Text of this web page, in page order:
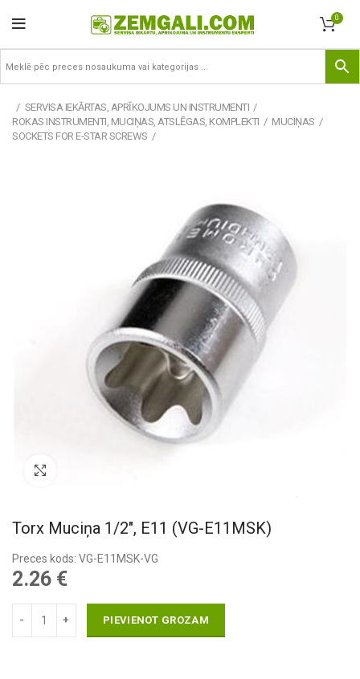
0
SERVISA IEKĀRTAS, APRĪKOJUMS UN INSTRUMENTI
ROKAS INSTRUMENTI, MUCIŅAS, ATSLĒGAS, KOMPLEKTI
MUCIŅAS
SOCKETS FOR E-STAR SCREWS
Torx Muciņa 1/2″, E11 (VG-E11MSK)
Preces kods: VG-E11MSK-VG
2.26 €
PIEVIENOT GROZAM